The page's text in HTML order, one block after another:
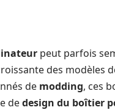
peut parfois
des modèles
de modding, ces
dedesign du boîtier